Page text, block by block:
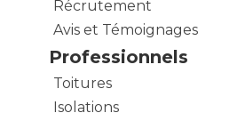
Récrutement
Avis et Témoignages
Professionnels
Toitures
Isolations